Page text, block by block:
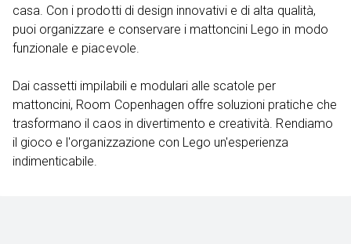
casa. Con i prodotti di design innovativi e di alta qualità,
puoi organizzare e conservare i mattoncini Lego in modo
funzionale e piacevole.
Dai cassetti impilabili e modulari alle scatole per
mattoncini, Room Copenhagen offre soluzioni pratiche che
trasformano il caos in divertimento e creatività. Rendiamo
il gioco e l'organizzazione con Lego un'esperienza
indimenticabile.